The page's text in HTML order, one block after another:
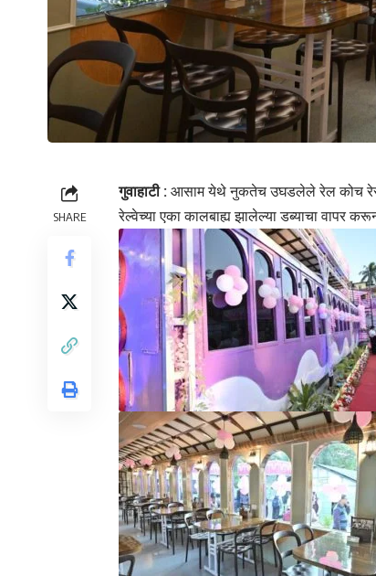
SHARE
गुवाहाटी : आसाम येथे नुकतेच उघडलेले रेल कोच
रेल्वेच्या एका कालबाह्य झालेल्या डब्याचा वापर